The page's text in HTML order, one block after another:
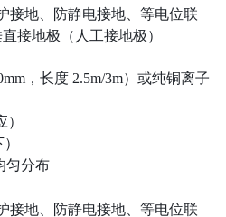
接地、防静电接地、等电位联
接地极（人工接地极）
，长度 2.5m/3m）或纯铜离子
匀分布
接地、防静电接地、等电位联